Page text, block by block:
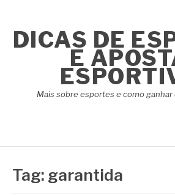
conteúdo
DICAS DE
E
Mais sobre esportes e como
Tag: garantida